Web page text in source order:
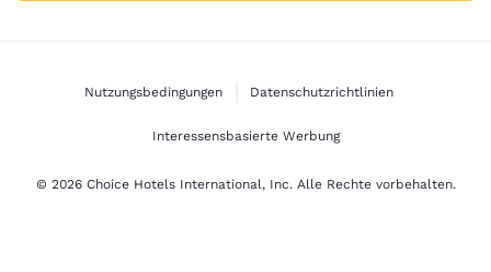
Nutzungsbedingungen Datenschutzrichtlinien
Interessensbasierte Werbung
© 2026 Choice Hotels International, Inc. Alle Rechte vorbehalten.